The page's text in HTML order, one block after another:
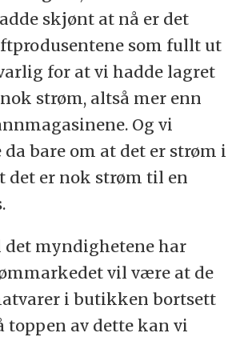
skjønt at nå er det
som fullt ut
for at vi hadde lagret
strøm, altså mer enn
Og vi
bare om at det er strøm i
det er nok strøm til en
myndighetene har
vil være at de
i butikken bortsett
toppen av dette kan vi